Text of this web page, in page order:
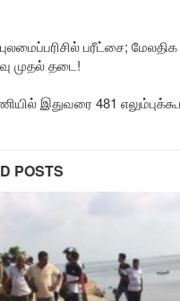
பரீட்சை; மேலதிக
முதல் தடை!
இதுவரை 481
POSTS